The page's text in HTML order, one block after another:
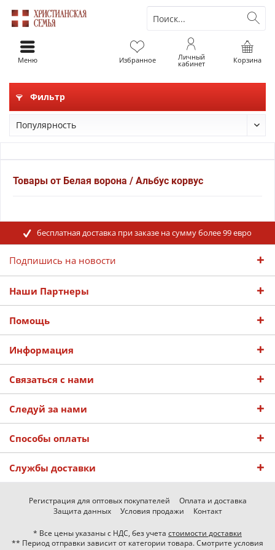
Корзина
Избранное Личный
кабинет
Меню
Фильтр
Товары от Белая ворона / Альбус корвус
бесплатная доставка при заказе на сумму более 99 евро
Подпишись на новости
Наши Партнеры
Помощь
Информация
Связаться с нами
Следуй за нами
Способы оплаты
Службы доставки
Регистрация для оптовых покупателей
Оплата и доставка
Защита данных
Условия продажи Контакт
* Все цены указаны с НДС, без учета стоимости доставки
** Период отправки зависит от категории товара. Смотрите условия